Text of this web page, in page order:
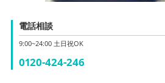
電話相談
9:00~24:00 土日祝OK
0120-424-246